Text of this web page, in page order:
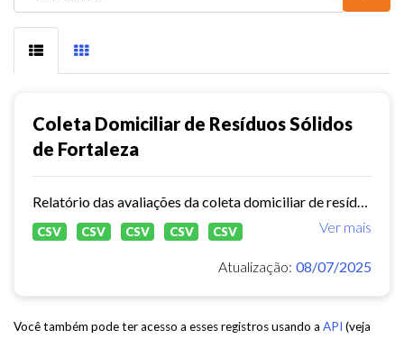
Coleta Domiciliar de Resíduos Sólidos
de Fortaleza
Ver mais
CSV CSV CSV CSV CSV
Atualização: 08/07/2025
Você também pode ter acesso a esses registros usando a API (veja